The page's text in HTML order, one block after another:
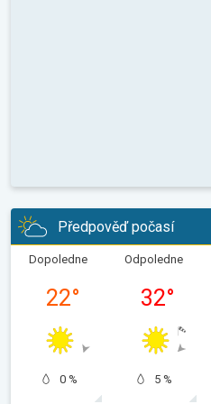
Předpověď počasí
Dopoledne
22°
0 %
Odpoledne
32°
5 %